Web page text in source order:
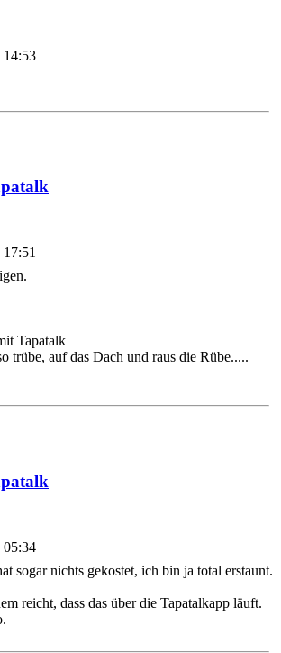
14:53
Tapatalk
trübe, auf das Dach und raus die Rübe.....
05:34
sogar nichts gekostet, ich bin ja total erstaunt.
reicht, dass das über die Tapatalkapp läuft.